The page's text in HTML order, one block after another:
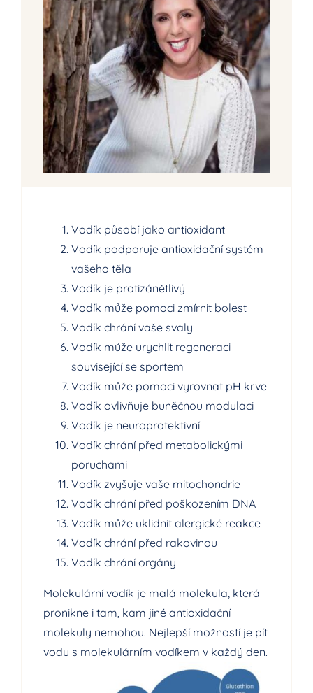
Vodík působí jako antioxidant
Vodík podporuje antioxidační systém
vašeho těla
Vodík je protizánětlivý
Vodík může pomoci zmírnit bolest
Vodík chrání vaše svaly
Vodík může urychlit regeneraci
související se sportem
Vodík může pomoci vyrovnat pH krve
Vodík ovlivňuje buněčnou modulaci
Vodík je neuroprotektivní
Vodík chrání před metabolickými
poruchami
Vodík zvyšuje vaše mitochondrie
Vodík chrání před poškozením DNA
Vodík může uklidnit alergické reakce
Vodík chrání před rakovinou
Vodík chrání orgány
Molekulární vodík je malá molekula, která
pronikne i tam, kam jiné antioxidační
molekuly nemohou. Nejlepší možností je pít
vodu s molekulárním vodíkem v každý den.